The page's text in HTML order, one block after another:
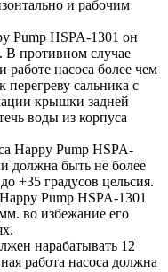
и рабочим
Pump HSPA-1301 он
В противном случае
насоса более чем
перегреву сальника с
крышки задней
воды из корпуса
Happy Pump HSPA-
должна быть не более
+35 градусов цельсия.
Pump HSPA-1301
во избежание его
нарабатывать 12
работа насоса должна